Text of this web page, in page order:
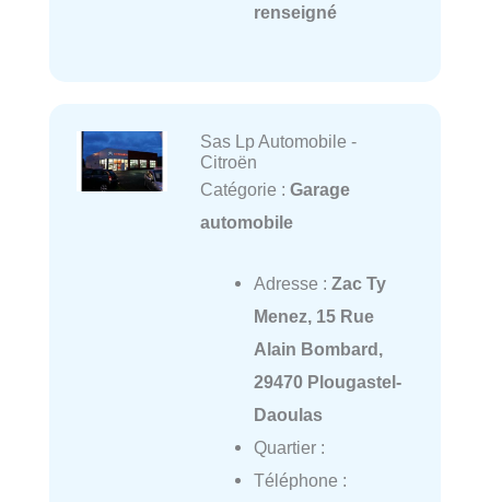
renseigné
Sas Lp Automobile -
Citroën
Catégorie : Garage
automobile
Adresse : Zac Ty
Menez, 15 Rue
Alain Bombard,
29470 Plougastel-
Daoulas
Quartier :
Téléphone :